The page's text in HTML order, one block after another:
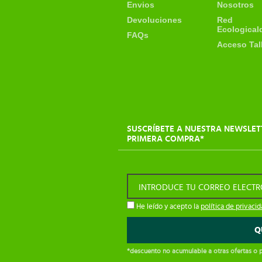
Envios
Devoluciones
FAQs
Nosotros
Red
Acceso
SUSCRÍBETE A NUESTRA
PRIMERA COMPRA*
INTRODUCE TU CORREO
He leído y acepto la política de
*descuento no acumulable a otras ofertas o